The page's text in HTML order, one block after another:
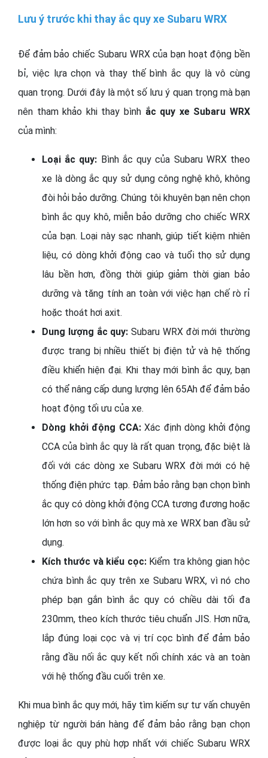
Lưu ý trước khi thay ắc quy xe Subaru WRX
Để đảm bảo chiếc Subaru WRX của bạn hoạt động bền
bỉ, việc lựa chọn và thay thế bình ắc quy là vô cùng
quan trọng. Dưới đây là một số lưu ý quan trọng mà bạn
nên tham khảo khi thay bình ắc quy xe Subaru WRX
của mình:
Loại ắc quy: Bình ắc quy của Subaru WRX theo
xe là dòng ắc quy sử dụng công nghệ khô, không
đòi hỏi bảo dưỡng. Chúng tôi khuyên bạn nên chọn
bình ắc quy khô, miễn bảo dưỡng cho chiếc WRX
của bạn. Loại này sạc nhanh, giúp tiết kiệm nhiên
liệu, có dòng khởi động cao và tuổi thọ sử dụng
lâu bền hơn, đồng thời giúp giảm thời gian bảo
dưỡng và tăng tính an toàn với việc hạn chế rò rỉ
hoặc thoát hơi axit.
Dung lượng ắc quy: Subaru WRX đời mới thường
được trang bị nhiều thiết bị điện tử và hệ thống
điều khiển hiện đại. Khi thay mới bình ắc quy, bạn
có thể nâng cấp dung lượng lên 65Ah để đảm bảo
hoạt động tối ưu của xe.
Dòng khởi động CCA: Xác định dòng khởi động
CCA của bình ắc quy là rất quan trọng, đặc biệt là
đối với các dòng xe Subaru WRX đời mới có hệ
thống điện phức tạp. Đảm bảo rằng bạn chọn bình
ắc quy có dòng khởi động CCA tương đương hoặc
lớn hơn so với bình ắc quy mà xe WRX ban đầu sử
dụng.
Kích thước và kiểu cọc:Kiểm tra không gian hộc
chứa bình ắc quy trên xe Subaru WRX, vì nó cho
phép bạn gắn bình ắc quy có chiều dài tối đa
230mm, theo kích thước tiêu chuẩn JIS. Hơn nữa,
lắp đúng loại cọc và vị trí cọc bình để đảm bảo
rằng đầu nối ắc quy kết nối chính xác và an toàn
với hệ thống đầu cuối trên xe.
Khi mua bình ắc quy mới, hãy tìm kiếm sự tư vấn chuyên
nghiệp từ người bán hàng để đảm bảo rằng bạn chọn
được loại ắc quy phù hợp nhất với chiếc Subaru WRX